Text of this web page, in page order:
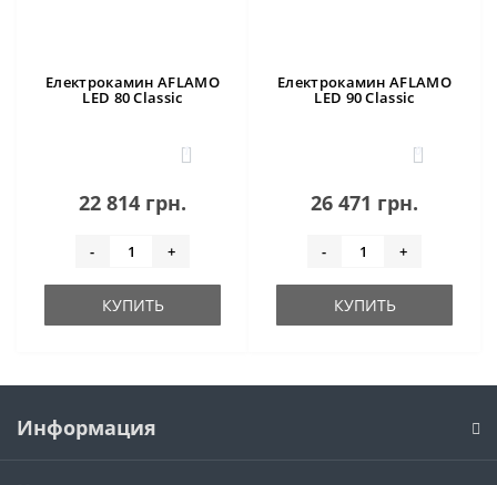
Електрокамин AFLAMO
LED 80 Classic
1
22 814 грн.
- +
КУПИТЬ
Електрокамин AFLAMO
LED 90 Classic
0
26 471 грн.
- +
КУПИТЬ
Информация